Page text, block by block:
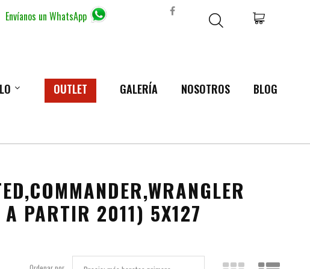
Envíanos un WhatsApp
OUTLET GALERÍA NOSOTROS BLOG
A PARTIR 2011) 5X127